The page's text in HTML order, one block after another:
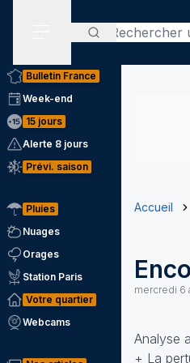
Rechercher
Bulletin France
Week-end
15 jours
Alerte 8 jours
Prévi. saison
Pluies
Nuages
Orages
Station Paris
Votre quartier
Webcams
Accueil
mercredi 6
Analyse
+ La